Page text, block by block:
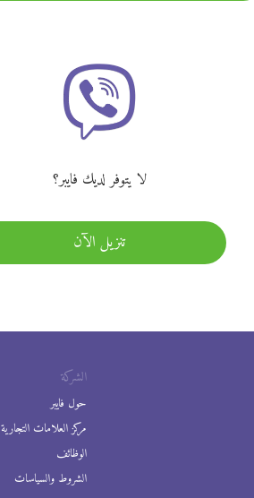
لا يتوفر لديك فايبر؟
تنزيل الآن
الشركة
حول فايبر
مركز العلامات التجارية
الوظائف
الشروط والسياسات